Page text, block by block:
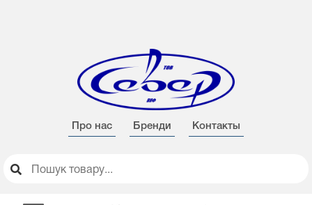
Про нас Бренди Контакты